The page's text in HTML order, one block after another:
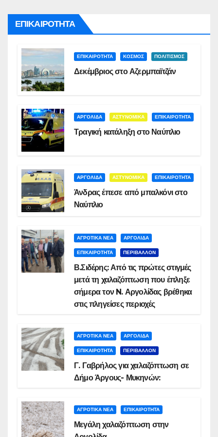
ΕΠΙΚΑΙΡΟΤΗΤΑ
ΕΠΙΚΑΙΡΟΤΗΤΑ ΚΟΣΜΟΣ ΠΟΛΙΤΙΣΜΟΣ
Δεκέμβριος στο Αζερμπαϊτζάν
ΑΡΓΟΛΙΔΑ ΑΣΤΥΝΟΜΙΚΑ ΕΠΙΚΑΙΡΟΤΗΤΑ
Τραγική κατάληξη στο Ναύπλιο
ΑΡΓΟΛΙΔΑ ΑΣΤΥΝΟΜΙΚΑ ΕΠΙΚΑΙΡΟΤΗΤΑ
Άνδρας έπεσε από μπαλκόνι στο
Ναύπλιο
ΑΓΡΟΤΙΚΑ ΝΕΑ ΑΡΓΟΛΙΔΑ
ΕΠΙΚΑΙΡΟΤΗΤΑ ΠΕΡΙΒΑΛΛΟΝ
Β.Σιδέρης: Από τις πρώτες στιγμές
μετά τη χαλαζόπτωση που έπληξε
σήμερα τον N. Αργολίδας βρέθηκα
στις πληγείσες περιοχές
ΑΓΡΟΤΙΚΑ ΝΕΑ ΑΡΓΟΛΙΔΑ
ΕΠΙΚΑΙΡΟΤΗΤΑ ΠΕΡΙΒΑΛΛΟΝ
Γ. Γαβρήλος για χαλαζόπτωση σε
Δήμο Άργους- Μυκηνών:
ΑΓΡΟΤΙΚΑ ΝΕΑ ΕΠΙΚΑΙΡΟΤΗΤΑ
Μεγάλη χαλαζόπτωση στην